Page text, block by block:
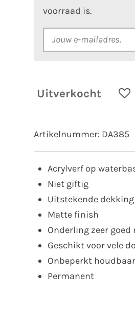
voorraad is.
Uitverkocht
Artikelnummer: DA385
Acrylverf op
Niet giftig
Uitstekende dekking
Matte finish
Onderling zeer goed
Geschikt voor vele
Onbeperkt houdbaar
Permanent